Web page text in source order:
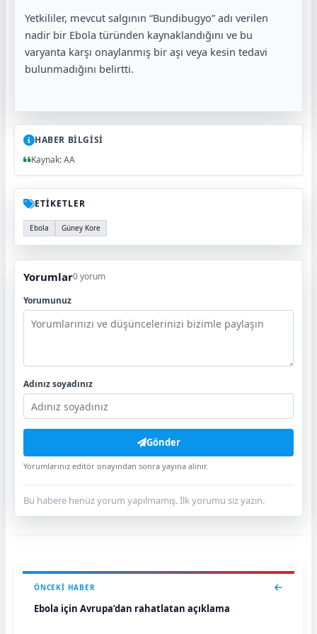
Yetkililer, mevcut salgının “Bundibugyo” adı verilen
nadir bir Ebola türünden kaynaklandığını ve bu
varyanta karşı onaylanmış bir aşı veya kesin tedavi
bulunmadığını belirtti.
HABER BİLGİSİ
Kaynak: AA
ETİKETLER
Ebola Güney Kore
Yorumlar0 yorum
Yorumunuz
Adınız soyadınız
Gönder
Yorumlarınız editör onayından sonra yayına alınır.
Bu habere henüz yorum yapılmamış. İlk yorumu siz yazın.
ÖNCEKI HABER
Ebola için Avrupa’dan rahatlatan açıklama